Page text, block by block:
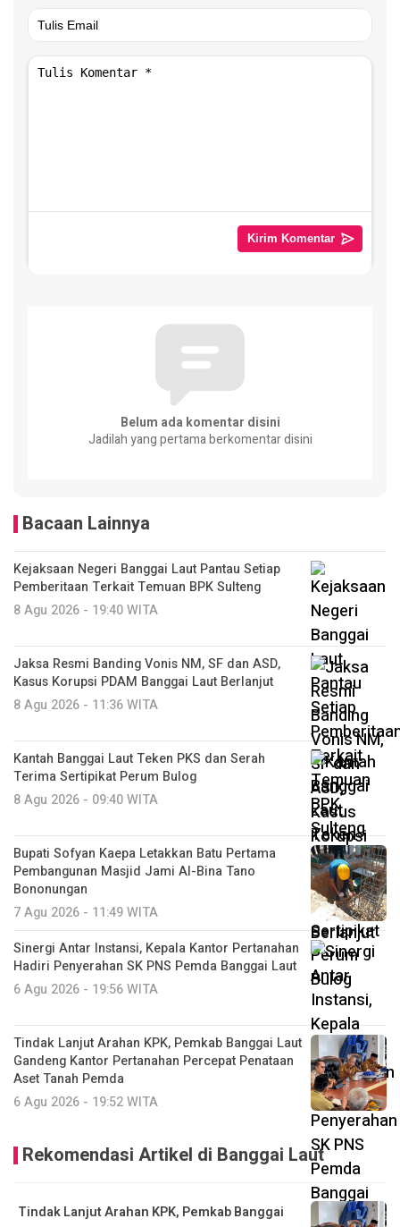
Belum ada komentar disini
Jadilah yang pertama berkomentar disini
Bacaan Lainnya
Kejaksaan Negeri Banggai Laut Pantau Setiap
Pemberitaan Terkait Temuan BPK Sulteng
8 Agu 2026 - 19:40 WITA
Jaksa Resmi Banding Vonis NM, SF dan ASD,
Kasus Korupsi PDAM Banggai Laut Berlanjut
8 Agu 2026 - 11:36 WITA
Kantah Banggai Laut Teken PKS dan Serah
Terima Sertipikat Perum Bulog
8 Agu 2026 - 09:40 WITA
Bupati Sofyan Kaepa Letakkan Batu Pertama
Pembangunan Masjid Jami Al-Bina Tano
Bononungan
7 Agu 2026 - 11:49 WITA
Sinergi Antar Instansi, Kepala Kantor Pertanahan
Hadiri Penyerahan SK PNS Pemda Banggai Laut
6 Agu 2026 - 19:56 WITA
Tindak Lanjut Arahan KPK, Pemkab Banggai Laut
Gandeng Kantor Pertanahan Percepat Penataan
Aset Tanah Pemda
6 Agu 2026 - 19:52 WITA
Rekomendasi Artikel di Banggai Laut
Tindak Lanjut Arahan KPK, Pemkab Banggai